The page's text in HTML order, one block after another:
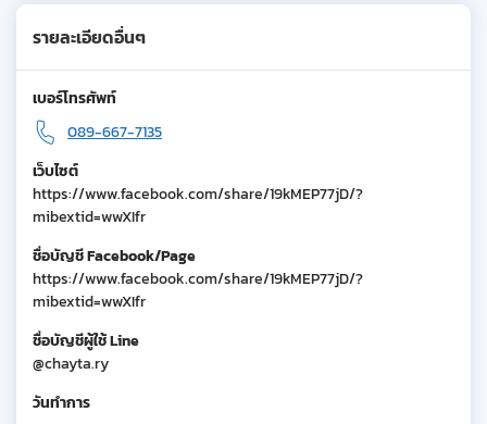
รายละเอียดอื่นๆ
เบอร์โทรศัพท์
089-667-7135
เว็บไซต์
https://www.facebook.com/share/19kMEP77jD/?
mibextid=wwXIfr
ชื่อบัญชี Facebook/Page
https://www.facebook.com/share/19kMEP77jD/?
mibextid=wwXIfr
ชื่อบัญชีผู้ใช้ Line
@chayta.ry
วันทำการ